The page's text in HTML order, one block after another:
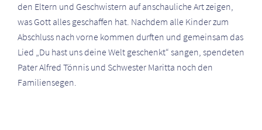
den Eltern und Geschwistern auf anschauliche Art zeigen,
was Gott alles geschaffen hat. Nachdem alle Kinder zum
Abschluss nach vorne kommen durften und gemeinsam das
Lied „Du hast uns deine Welt geschenkt“ sangen, spendeten
Pater Alfred Tönnis und Schwester Maritta noch den
Familiensegen.